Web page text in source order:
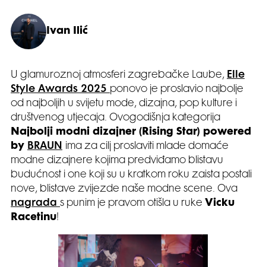
Ivan Ilić
U glamuroznoj atmosferi zagrebačke Laube, Elle
Style Awards 2025 ponovo je proslavio najbolje
od najboljih u svijetu mode, dizajna, pop kulture i
društvenog utjecaja. Ovogodišnja kategorija
Najbolji modni dizajner (Rising Star) powered
by BRAUN
ima za cilj proslaviti mlade domaće
modne dizajnere kojima predviđamo blistavu
budućnost i one koji su u kratkom roku zaista postali
nove, blistave zvijezde naše modne scene. Ova
nagrada s punim je pravom otišla u ruke Vicku
Racetinu!